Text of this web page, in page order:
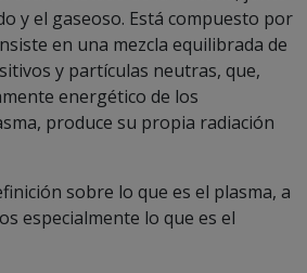
y el gaseoso. Está compuesto por
en una mezcla equilibrada de
y partículas neutras, que,
energético de los
produce su propia radiación
sobre lo que es el plasma, a
especialmente lo que es el